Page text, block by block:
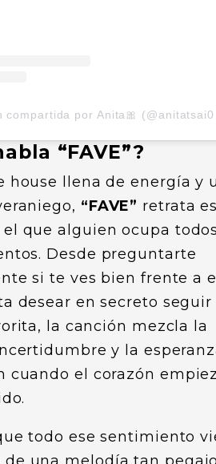
“FAVE”?
house llena de energía y
“FAVE” retrata
que alguien ocupa
Desde preguntarte
si te ves bien frente a
desear en secreto seguir
la canción mezcla la
y la
cuando el corazón
todo ese sentimiento